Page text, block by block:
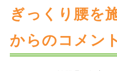
ぎっくり腰を
からのコメン